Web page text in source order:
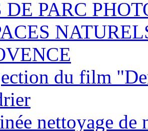
DE PARC
du film
nettoyage de